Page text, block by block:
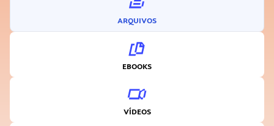
ARQUIVOS
EBOOKS
VÍDEOS